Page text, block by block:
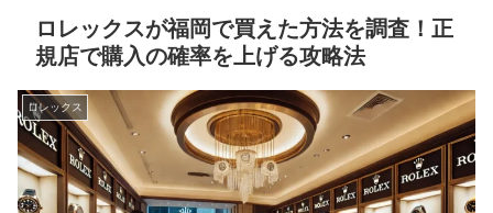
ロレックスが福岡で買えた方法を調査！正
規店で購入の確率を上げる攻略法
ロレックス